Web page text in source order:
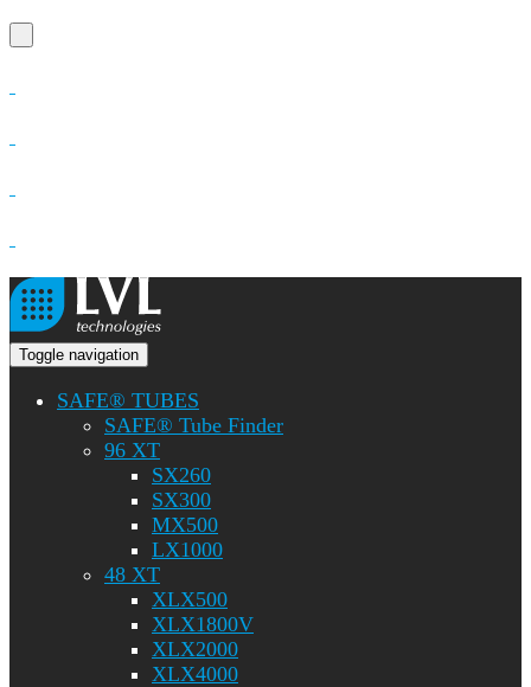
Toggle navigation
SAFE® TUBES
SAFE® Tube Finder
96 XT
SX260
SX300
MX500
LX1000
48 XT
XLX500
XLX1800V
XLX2000
XLX4000